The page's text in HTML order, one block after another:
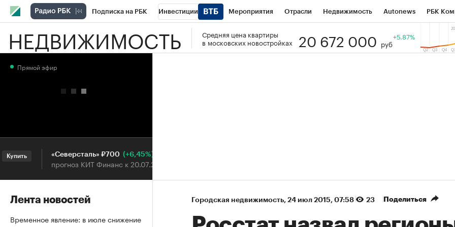
Подписка на РБК Инвестиции Мероприятия Отрасли Недвижимость Autonews РБК
РБК Вино Спорт Школа управления РБК РБК Образование Тренды
НЕДВИЖИМОСТЬ
Средняя цена квартиры
в московских новостройках
20 672 000 руб
+5.87%
Городская недвижимость⁠, 24 июл 2015, 07:58 23 Поделиться
Прямой эфир
«Северсталь» ₽700 (+6,45%)
прогноз КИТ Финанс к 20.07.27
Лента новостей
Временное явление: в июле снижение